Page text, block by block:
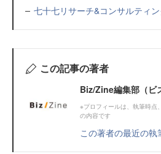
七十七リサーチ&コンサルティ
この記事の著者
Biz/Zine編集部（ビ
※プロフィールは、執筆時点
の内容です
この著者の最近の執